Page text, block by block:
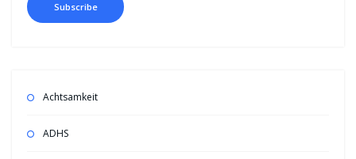
Achtsamkeit
ADHS